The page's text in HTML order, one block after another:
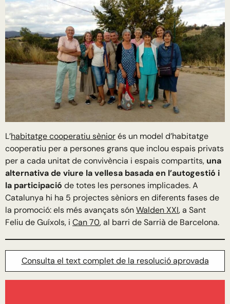
L’habitatge cooperatiu sèniorés un model d’habitatge
cooperatiu per a persones grans que inclou espais privats
per a cada unitat de convivència i espais compartits, una
alternativa de viure la vellesa basada en l’autogestió i
la participació de totes les persones implicades. A
Catalunya hi ha 5 projectes sèniors en diferents fases de
la promoció: els més avançats sónWalden XXI, a Sant
Feliu de Guíxols, i Can 70, al barri de Sarrià de Barcelona.
Consulta el text complet de la resolució aprovada